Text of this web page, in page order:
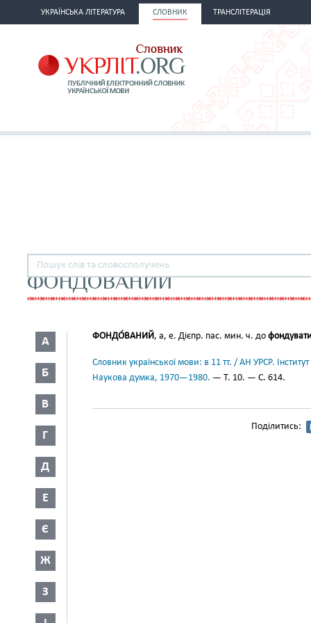
УКРАЇНСЬКА ЛІТЕРАТУРА СЛОВНИК ТРАНСЛІТЕРАЦІЯ
ФОНДОВАНИЙ
А
Б
В
Г
Д
Е
Є
Ж
З
ФОНДО́ВАНИЙ, а, е. Дієпр. пас. мин. ч. до
Словник української мови: в 11 тт. / АН УРСР.
Наукова думка, 1970—1980. — Т. 10. — С. 614.
Поділитись: